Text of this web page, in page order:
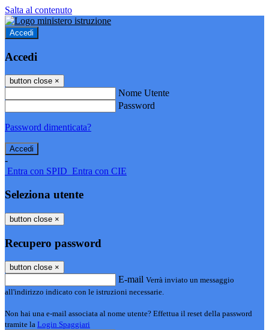
Salta al contenuto
Accedi
Accedi
button close ×
Nome Utente
Password
Password dimenticata?
-
Entra con SPID Entra con CIE
Seleziona utente
button close ×
Recupero password
button close ×
E-mail Verrà inviato un messaggio
all'indirizzo indicato con le istruzioni necessarie.
Non hai una e-mail associata al nome utente? Effettua il reset della password
tramite la Login Spaggiari